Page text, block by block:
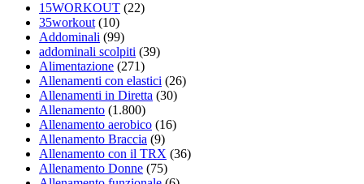
15WORKOUT (22)
35workout (10)
Addominali (99)
addominali scolpiti (39)
Alimentazione (271)
Allenamenti con elastici (26)
Allenamenti in Diretta (30)
Allenamento (1.800)
Allenamento aerobico (16)
Allenamento Braccia (9)
Allenamento con il TRX (36)
Allenamento Donne (75)